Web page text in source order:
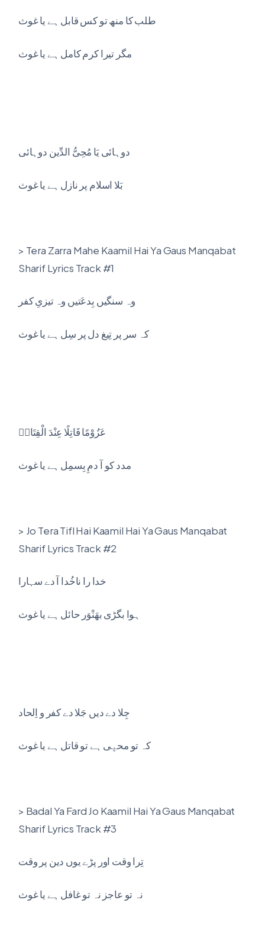
طلب کا منھ تو کس قابل ہے یا غوث
مگر تیرا کرم کامل ہے یا غوث
دوہائی یَا مُحِیُّ الدِّین دوہائی
بَلا اسلام پر نازل ہے یا غوث
> Tera Zarra Mahe Kaamil Hai Ya Gaus Manqabat
Sharif Lyrics Track #1
وہ سنگیں بِدعَتیں وہ تیزیِ کفر
کہ سر پر تِیغ دل پر سِل ہے یا غوث
عَزُوْمًا قَاتِلًا عِنْدَ الْقِتَالٖ
مدد کو آ دمِ بِسمِل ہے یا غوث
> Jo Tera Tifl Hai Kaamil Hai Ya Gaus Manqabat
Sharif Lyrics Track #2
خدا را ناخُدا آ دے سہارا
ہوا بگڑی بھَنْوَر حائل ہے یا غوث
جِلا دے دیں جَلا دے کفر و اِلحاد
کہ تو محیٖی ہے تو قاتل ہے یا غوث
> Badal Ya Fard Jo Kaamil Hai Ya Gaus Manqabat
Sharif Lyrics Track #3
تِرا وقت اور پڑے یوں دین پر وقت
نہ تو عاجز نہ تو غافل ہے یا غوث